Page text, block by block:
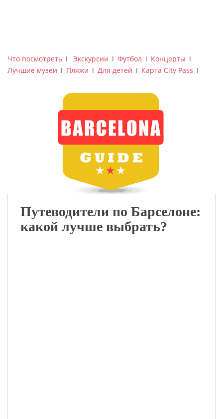
Что посмотреть ǀ Экскурсии ǀ Футбол ǀ Концерты ǀ
Лучшие музеи ǀ Пляжи ǀ Для детей ǀ Карта City Pass ǀ
Путеводители по Барселоне:
какой лучше выбрать?